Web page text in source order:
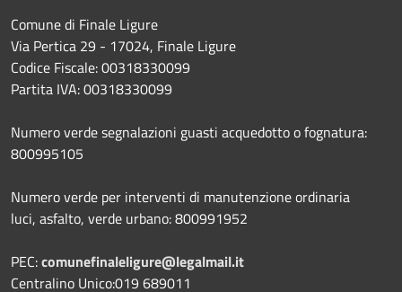
Comune di Finale Ligure
Via Pertica 29 - 17024, Finale Ligure
Codice Fiscale: 00318330099
Partita IVA: 00318330099
Numero verde segnalazioni guasti acquedotto o fognatura:
800995105
Numero verde per interventi di manutenzione ordinaria
luci, asfalto, verde urbano: 800991952
PEC:comunefinaleligure@legalmail.it
Centralino Unico:019 689011